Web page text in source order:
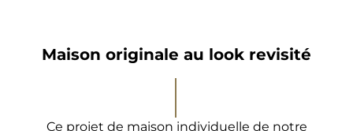
Maison originale au look revisité
Ce projet de maison individuelle de notre